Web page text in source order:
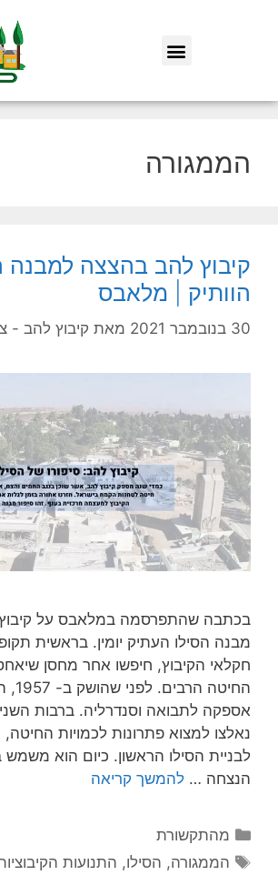
הממגורה
קיבוץ להב בהצצה למבנה
הוותיק | מלאבס
30 בנובמבר 2021 מאת קיבוץ להב -
בכתבה שהתפרסמה במלאבס על
מבנה הסילו העתיק יומין. בראשית
חקלאי הקיבוץ, חיפשו אחר מחסן
אספקה לתבואה וסנדרליה. ברבות
נאלצו למצוא פתרונות לכמויות
לבניית הסילו הראשון. כיום הוא
הנצחה … להמשך קריאה
מהתקשורת
הממגורה, הסילו, התנועות